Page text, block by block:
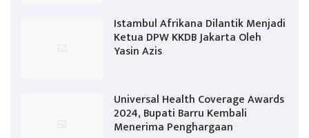
Istambul Afrikana Dilantik Menjadi
Ketua DPW KKDB Jakarta Oleh
Yasin Azis
Universal Health Coverage Awards
2024, Bupati Barru Kembali
Menerima Penghargaan